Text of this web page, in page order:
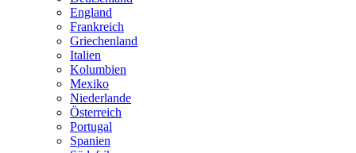
England
Frankreich
Griechenland
Italien
Kolumbien
Mexiko
Niederlande
Österreich
Portugal
Spanien